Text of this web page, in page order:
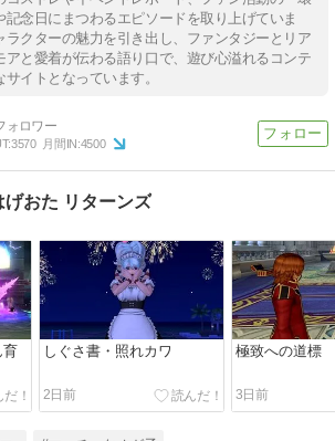
記念日にまつわるエピソードを取り上げていま
ラクターの魅力を引き出し、ファンタジーとリア
アと愛着が伝わる語り口で、遊び心溢れるコンテ
イトとなっています。
3570 月間IN:4500
げおた リターンズ
しぐさ書・照れカワ
2日前
極致への道標
3日前